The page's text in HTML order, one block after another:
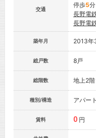
交通
停歩5分
長野電
長野電
築年月 2013年
総戸数 8戸
総階数 地上2階
種別/構造 アパー
賃料 0 円